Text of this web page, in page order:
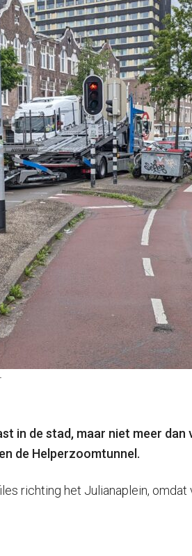
in de stad, maar niet meer
de Helperzoomtunnel.
richting het Julianaplein,